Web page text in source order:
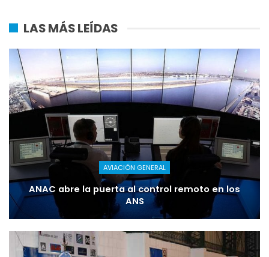
LAS MÁS LEÍDAS
AVIACIÓN GENERAL
ANAC abre la puerta al control remoto en los
ANS